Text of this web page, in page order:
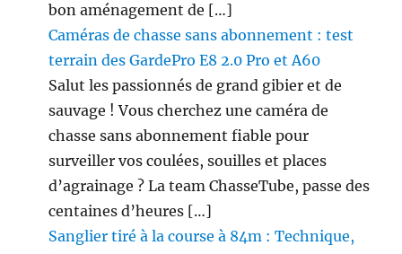
bon aménagement de […]
Caméras de chasse sans abonnement : test
terrain des GardePro E8 2.0 Pro et A60
Salut les passionnés de grand gibier et de
sauvage ! Vous cherchez une caméra de
chasse sans abonnement fiable pour
surveiller vos coulées, souilles et places
d’agrainage ? La team ChasseTube, passe des
centaines d’heures […]
Sanglier tiré à la course à 84m : Technique,